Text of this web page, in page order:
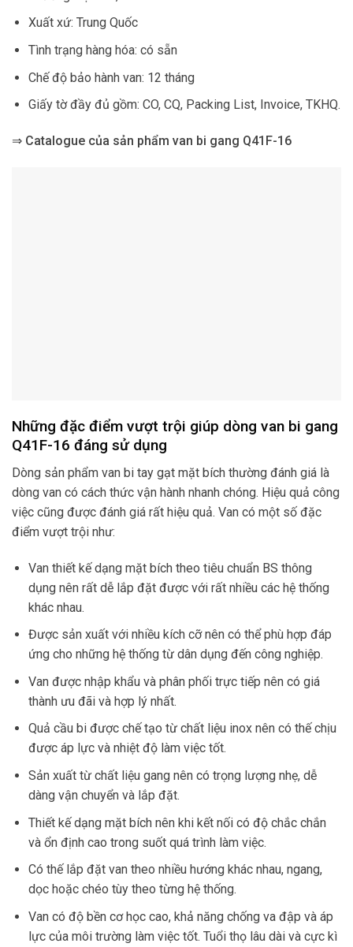
Xuất xứ: Trung Quốc
Tình trạng hàng hóa: có sẵn
Chế độ bảo hành van: 12 tháng
Giấy tờ đầy đủ gồm: CO, CQ, Packing List, Invoice, TKHQ.
⇒ Catalogue của sản phẩm van bi gang Q41F-16
Những đặc điểm vượt trội giúp dòng van bi gang
Q41F-16 đáng sử dụng
Dòng sản phẩm van bi tay gạt mặt bích thường đánh giá là
dòng van có cách thức vận hành nhanh chóng. Hiệu quả công
việc cũng được đánh giá rất hiệu quả. Van có một số đặc
điểm vượt trội như:
Van thiết kế dạng mặt bích theo tiêu chuẩn BS thông
dụng nên rất dễ lắp đặt được với rất nhiều các hệ thống
khác nhau.
Được sản xuất với nhiều kích cỡ nên có thể phù hợp đáp
ứng cho những hệ thống từ dân dụng đến công nghiệp.
Van được nhập khẩu và phân phối trực tiếp nên có giá
thành ưu đãi và hợp lý nhất.
Quả cầu bi được chế tạo từ chất liệu inox nên có thế chịu
được áp lực và nhiệt độ làm việc tốt.
Sản xuất từ chất liệu gang nên có trọng lượng nhẹ, dễ
dàng vận chuyển và lắp đặt.
Thiết kế dạng mặt bích nên khi kết nối có độ chắc chắn
và ổn định cao trong suốt quá trình làm việc.
Có thế lắp đặt van theo nhiều hướng khác nhau, ngang,
dọc hoặc chéo tùy theo từng hệ thống.
Van có độ bền cơ học cao, khả năng chống va đập và áp
lực của môi trường làm việc tốt. Tuổi thọ lâu dài và cực kì